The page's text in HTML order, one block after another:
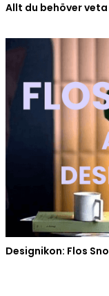
Allt du behöver
Designikon: Flos